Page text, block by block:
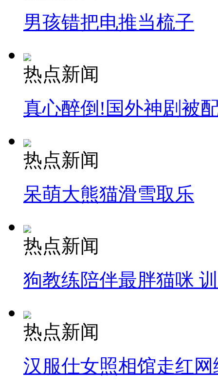
男孩错把电推当梳子
热点新闻
真心醉倒!国外神剧被
热点新闻
呆萌大熊猫滑雪取乐
热点新闻
狗教练陪伴最胖猫咪
热点新闻
汉服仕女照相馆走红网